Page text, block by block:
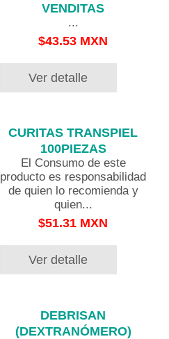
VENDITAS
...
$43.53 MXN
Ver detalle
CURITAS TRANSPIEL
100PIEZAS
El Consumo de este
producto es responsabilidad
de quien lo recomienda y
quien...
$51.31 MXN
Ver detalle
DEBRISAN
(DEXTRANÓMERO)